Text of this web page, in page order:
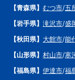
【青森県】 むつ市/五
【岩手県】 滝沢市/盛
【秋田県】 大館市/能
【山形県】 村山市/寒
【福島県】 伊達市/福